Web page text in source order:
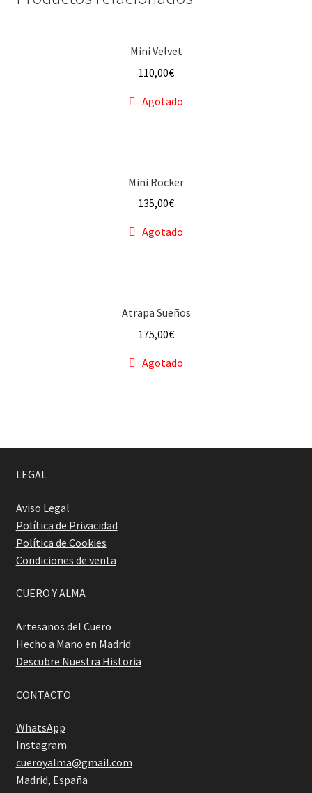
Mini Velvet
110,00€
Agotado
Mini Rocker
135,00€
Agotado
Atrapa Sueños
175,00€
Agotado
LEGAL
Aviso Legal
Política de Privacidad
Política de Cookies
Condiciones de venta
CUERO Y ALMA
Artesanos del Cuero
Hecho a Mano en Madrid
Descubre Nuestra Historia
CONTACTO
WhatsApp
Instagram
cueroyalma@gmail.com
Madrid, España